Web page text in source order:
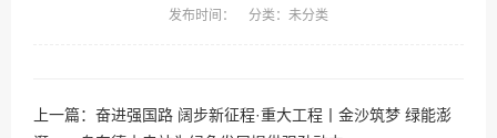
发布时间： 分类：未分类
上一篇： 奋进强国路 阔步新征程·重大工程丨金沙筑梦 绿能澎